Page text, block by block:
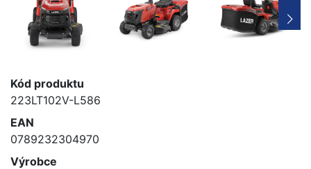
Kód produktu
223LT102V-L586
EAN
0789232304970
Výrobce